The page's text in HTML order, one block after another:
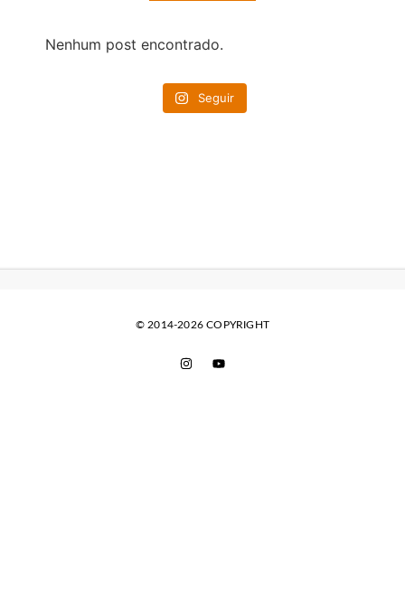
Nenhum post encontrado.
Seguir
© 2014-2026 COPYRIGHT